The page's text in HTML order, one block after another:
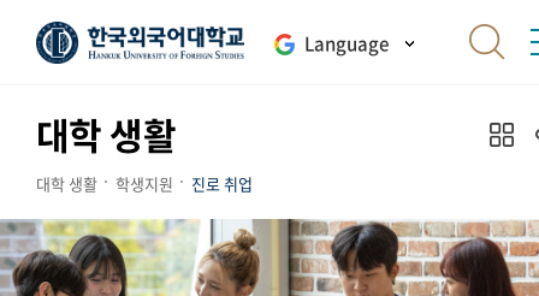
Language
대학 생활
대학 생활 학생지원 진로 취업